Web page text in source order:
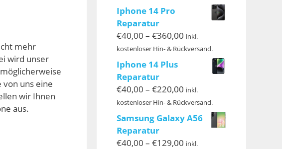
mehr
wird unser
von uns eine
wir Ihnen
aus.
€399,00
Iphone 14 Pro
Reparatur
€40,00 – €360,00 Preisspanne:
€40,00
€360,00
inkl.
kostenloser Hin- & Rückversand.
Iphone 14 Plus
Reparatur
€40,00 – €220,00 Preisspanne:
€40,00
bis
€220,00
inkl.
kostenloser Hin- & Rückversand.
Samsung Galaxy A56
Reparatur
€40,00 – €129,00 Preisspanne:
inkl.